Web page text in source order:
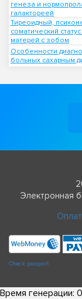
генеза и
галактореей
Тиреоидный,
соматический
матерей с зобом
Особенности
больных сахарным
Электронная
Check passport
Время генерации: